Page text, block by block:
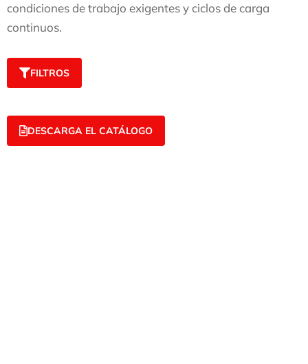
condiciones de trabajo exigentes y ciclos de carga
continuos.
FILTROS
DESCARGA EL CATÁLOGO